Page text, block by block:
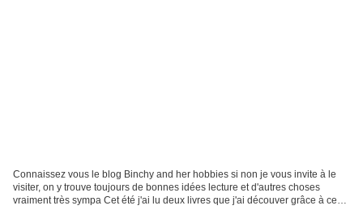
Connaissez vous le blog Binchy and her hobbies si non je vous invite à le
visiter, on y trouve toujours de bonnes idées lecture et d'autres choses
vraiment très sympa Cet été j'ai lu deux livres que j'ai découver grâce à ce